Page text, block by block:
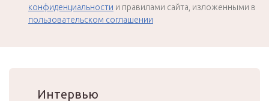
конфиденциальности и правилами сайта, изложенными в
пользовательском соглашении
Интервью